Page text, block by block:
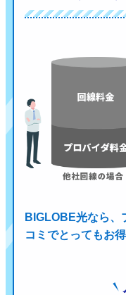
BIGLOBE光なら、
コミでとってもお得